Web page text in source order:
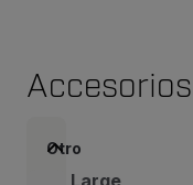
Accesorios
Otro